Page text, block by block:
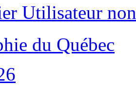
Utilisateur
du Québec